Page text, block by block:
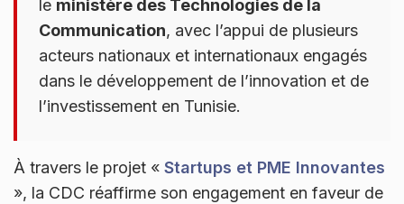
le ministère des Technologies de la
Communication, avec l’appui de plusieurs
acteurs nationaux et internationaux engagés
dans le développement de l’innovation et de
l’investissement en Tunisie.
À travers le projet « Startups et PME Innovantes
», la CDC réaffirme son engagement en faveur de